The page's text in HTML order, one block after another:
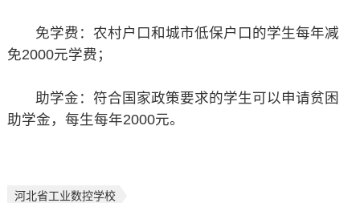
免学费：农村户口和城市低保户口的学生每年减
免2000元学费；
助学金：符合国家政策要求的学生可以申请贫困
助学金，每生每年2000元。
河北省工业数控学校